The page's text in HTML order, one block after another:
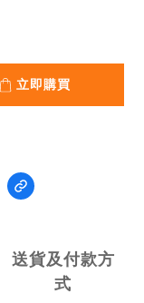
立即購買
送貨及付款方
式